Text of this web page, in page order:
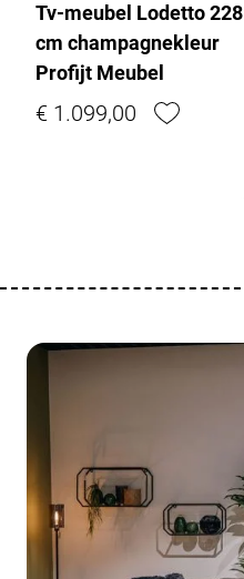
Tv-meubel Lodetto 228
cm champagnekleur
Profijt Meubel
€ 1.099,00